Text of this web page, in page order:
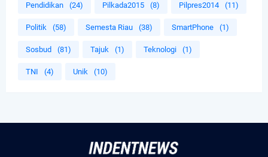
Pendidikan (24) Pilkada2015 (8) Pilpres2014 (11)
Politik (58) Semesta Riau (38) SmartPhone (1)
Sosbud (81) Tajuk (1) Teknologi (1)
TNI (4) Unik (10)